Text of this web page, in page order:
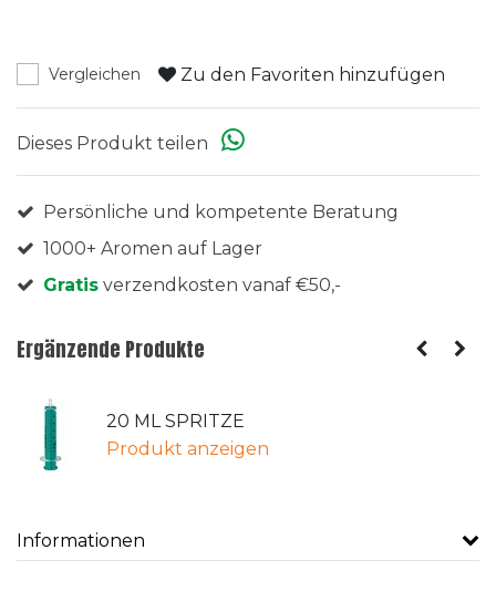
Vergleichen Zu den Favoriten hinzufügen
Dieses Produkt teilen
Persönliche und kompetente Beratung
1000+ Aromen auf Lager
Gratis verzendkosten vanaf €50,-
Ergänzende Produkte
20 ML SPRITZE
Produkt anzeigen
Informationen